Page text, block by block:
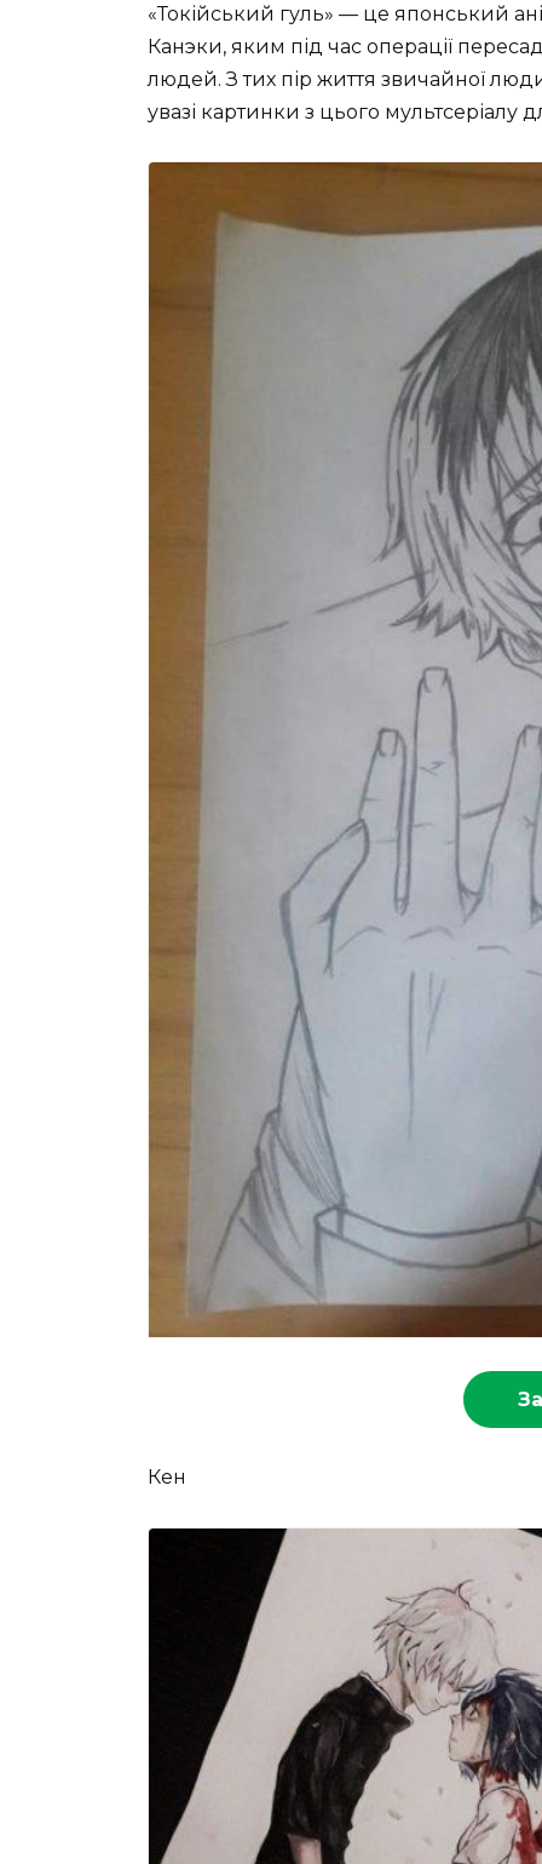
«Токійський гуль» — це японський
Канэки, яким під час операції
людей. З тих пір життя звичайної
увазі картинки з цього мультсеріалу
Кен